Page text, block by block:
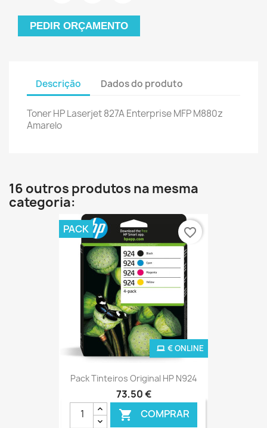
PEDIR ORÇAMENTO
Descrição Dados do produto
Toner HP Laserjet 827A Enterprise MFP M880z
Amarelo
16 outros produtos na mesma
categoria:
Pack Tinteiros Original HP N924
73,50 €
 COMPRAR
€ ONLINE
PACK favorite_border